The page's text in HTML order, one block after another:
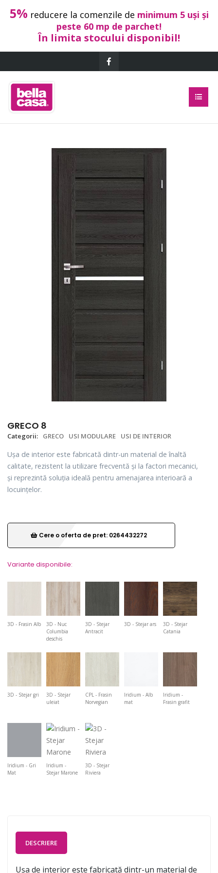
5% reducere la comenzile de minimum 5 uși și
peste 60 mp de parchet!
În limita stocului disponibil!
GRECO 8
Categorii: GRECO USI MODULARE USI DE INTERIOR
Ușa de interior este fabricată dintr-un material de înaltă
calitate, rezistent la utilizare frecventă și la factori mecanici,
și reprezintă soluția ideală pentru amenajarea interioară a
locuințelor.
Cere o oferta de pret: 0264432272
Variante disponibile:
3D - Frasin Alb
3D - Nuc
Columbia
deschis
3D - Stejar
Antracit
3D - Stejar ars
3D - Stejar
Catania
3D - Stejar gri
3D - Stejar
uleiat
CPL - Frasin
Norvegian
Iridium - Alb
mat
Iridium -
Frasin grafit
Iridium - Gri
Mat
Iridium -
Stejar Marone
3D - Stejar
Riviera
DESCRIERE
Ușa de interior este fabricată dintr-un material de